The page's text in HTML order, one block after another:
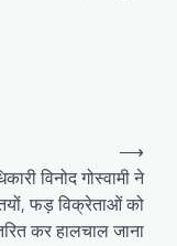
विनोद गोस्वामी ने
फड़ विक्रेताओं को
कर हालचाल जाना
⟶